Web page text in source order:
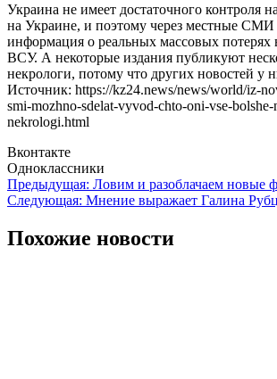
Украина не имеет достаточного контроля
на Украине, и поэтому через местные СМИ
информация о реальных массовых
ВСУ. А некоторые издания публикуют
некрологи, потому что других новостей у
Источник: https://kz24.news/news/world/iz-
smi-mozhno-sdelat-vyvod-chto-oni-vse-
nekrologi.html
Вконтакте
Одноклассники
Навигация
по
записям
Предыдущая: Ловим и разоблачаем новые
Следующая: Мнение выражает Галина
Похожие новости